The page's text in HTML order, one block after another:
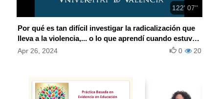
122' 07''
Por qué es tan difícil investigar la radicalización que
lleva a la violencia,... o lo que aprendí cuando estuve
en prisión
Apr 26, 2024 20
0